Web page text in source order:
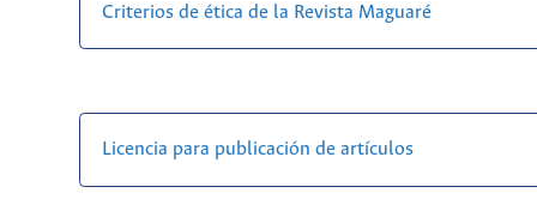
Criterios de ética de la Revista Maguaré
Licencia para publicación de artículos